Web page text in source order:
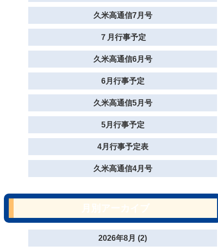
久米高通信7月号
７月行事予定
久米高通信6月号
6月行事予定
久米高通信5月号
5月行事予定
4月行事予定表
久米高通信4月号
2026年8月 (2)